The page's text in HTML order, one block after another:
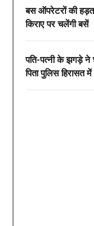
बस ऑपरेटरों की
किराए पर चलेंगी बसें
पति-पत्नी के झगड़े ने
पिता पुलिस हिरासत में